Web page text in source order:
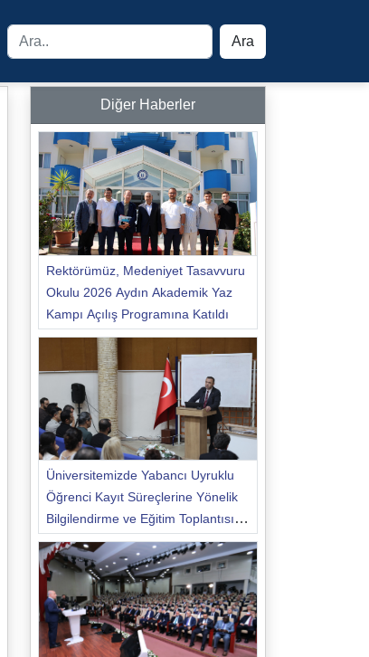
Ara
Diğer Haberler
Rektörümüz, Medeniyet Tasavvuru
Okulu 2026 Aydın Akademik Yaz
Kampı Açılış Programına Katıldı
Üniversitemizde Yabancı Uyruklu
Öğrenci Kayıt Süreçlerine Yönelik
Bilgilendirme ve Eğitim Toplantısı
Düzenlendi